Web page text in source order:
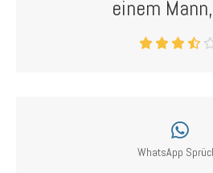
einem
WhatsApp